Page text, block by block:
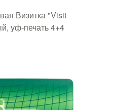
Визитка "Visit
уф-печать 4+4